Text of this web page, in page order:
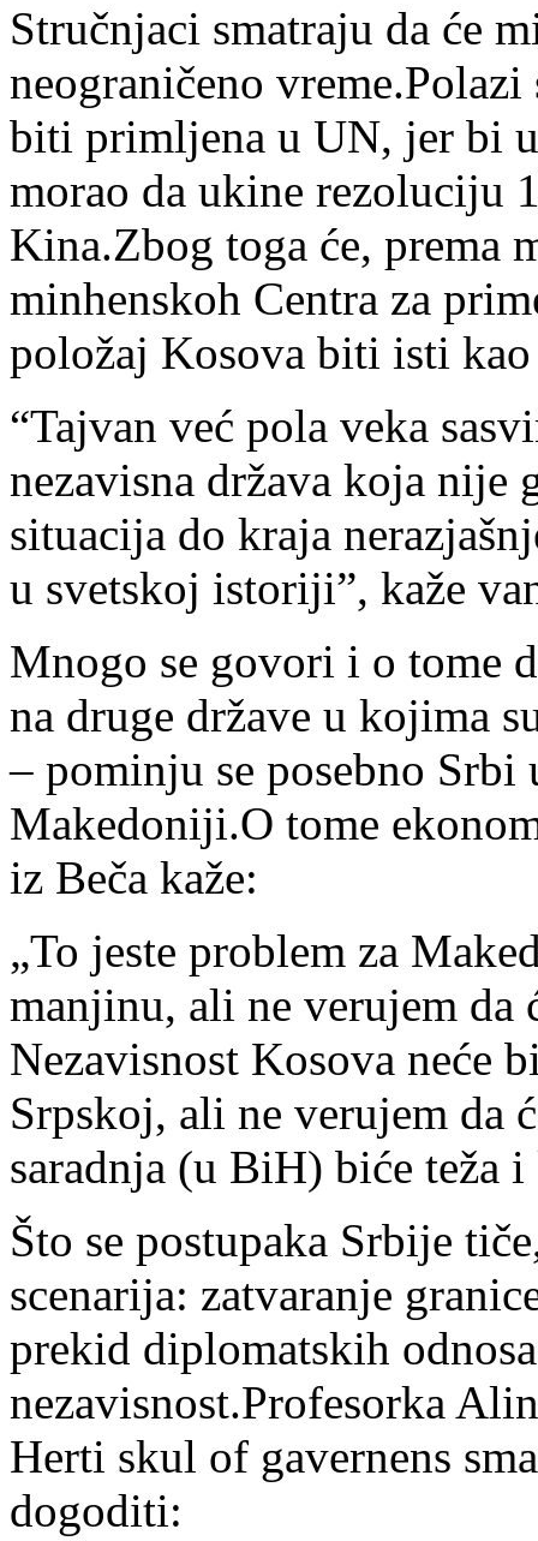
Stručnjaci smatraju da će
neograničeno vreme.Polazi
biti primljena u UN, jer bi
morao da ukine rezoluciju
Kina.Zbog toga će, prema
minhenskoh Centra za
položaj Kosova biti isti
“Tajvan već pola veka
nezavisna država koja
situacija do kraja
u svetskoj istoriji”, kaže
Mnogo se govori i o tome
na druge države u kojima
– pominju se posebno
Makedoniji.O tome
iz Beča kaže:
„To jeste problem za
manjinu, ali ne verujem da
Nezavisnost Kosova neće
Srpskoj, ali ne verujem da
saradnja (u BiH) biće teža
Što se postupaka Srbije
scenarija: zatvaranje
prekid diplomatskih
nezavisnost.Profesorka
Herti skul of gavernens
dogoditi: